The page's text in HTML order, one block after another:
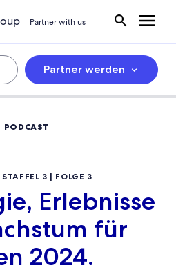
Partner with us
Partner werden
PODCAST
3 | FOLGE 3
Erlebnisse
für
2024.